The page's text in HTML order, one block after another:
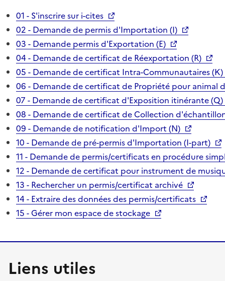
01 - S'inscrire sur i-cites
02 - Demande de permis d'Importation (I)
03 - Demande permis d'Exportation (E)
04 - Demande de certificat de Réexportation (R)
05 - Demande de certificat Intra-Communautaires (K)
06 - Demande de certificat de Propriété pour animal
07 - Demande de certificat d'Exposition itinérante (Q)
08 - Demande de certificat de Collection
09 - Demande de notification d'Import (N)
10 - Demande de pré-permis d'Importation (I-part)
11 - Demande de permis/certificats en procédure
12 - Demande de certificat pour instrument de
13 - Rechercher un permis/certificat archivé
14 - Extraire des données des permis/certificats
15 - Gérer mon espace de stockage
Liens utiles